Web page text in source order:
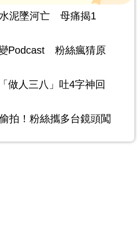
泥墜河亡 母痛揭1
Podcast 粉絲瘋猜原
做人三八」吐4字神回
拍！粉絲攜多台鏡頭闖